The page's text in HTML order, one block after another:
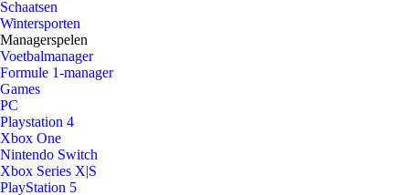
Schaatsen
Wintersporten
Managerspelen
Voetbalmanager
Formule 1-manager
Games
PC
Playstation 4
Xbox One
Nintendo Switch
Xbox Series X|S
PlayStation 5